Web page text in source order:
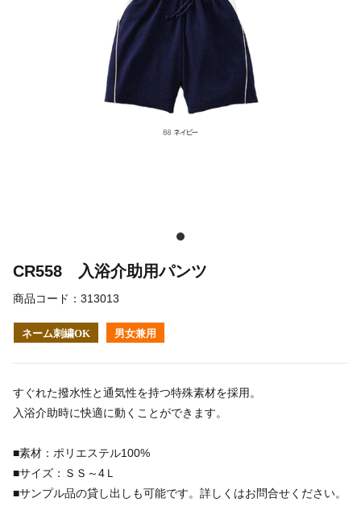
CR558 入浴介助用パンツ
商品コード： 313013
ネーム刺繍OK 男女兼用
すぐれた撥水性と通気性を持つ特殊素材を採用。
入浴介助時に快適に動くことができます。
■素材：ポリエステル100%
■サイズ：ＳＳ～4Ｌ
■サンプル品の貸し出しも可能です。詳しくはお問合せください。